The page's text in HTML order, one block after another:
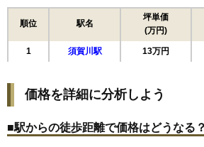
13万円
13万円
19 六郎兵衛 13万円
21 日向町 13万円
23 南上町 12万円
順位 駅名
坪単価
(万円)
1 須賀川駅 13万円
価格を詳細に分析しよう
■駅からの徒歩距離で価格はどうなる？